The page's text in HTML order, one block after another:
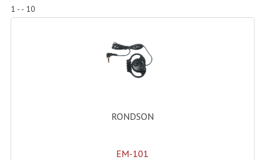
Accessoires Pieds Cellules Diamants
Accessoires Enceintes
Cellule (s)
1 - - 10
RONDSON
EM-101